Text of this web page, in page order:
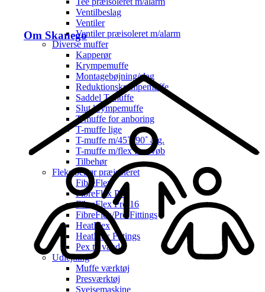
Om Skanego
Ventilbeslag
Ventiler
Ventiler præisoleret m/alarm
Diverse muffer
Kapperør
Krympemuffe
Montagebøjning/slag
Reduktionskrympemuffe
Saddel T-muffe
Slut krympemuffe
T-muffe for anboring
T-muffe lige
T-muffe m/45˚- 90˚ afg.
T-muffe m/flex for svøb
Tilbehør
Fleksibelrør præisoleret
FibreFlex
FibreFlex Pro
FibreFlex Pro 16
FibreFlex/Pro Fittings
HeatFlex
HeatFlex Fittings
Pex til vand
Udlejning
Muffe værktøj
Presværktøj
Svejsemaskine